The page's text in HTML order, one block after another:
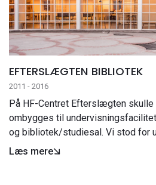
EFTERSLÆGTEN BIBLIOTEK
2011 - 2016
På HF-Centret Efterslægten
ombygges til
og bibliotek/studiesal. Vi stod for
gulve og derudover for at sikre, at
Læs mere